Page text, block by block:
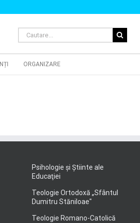
Cautare...
ORGANIZARE
Psihologie şi Ştiinte ale
Educaţiei
Teologie Ortodoxă „Sfântul
Dumitru Stăniloae"
Teologie Romano-Catolică